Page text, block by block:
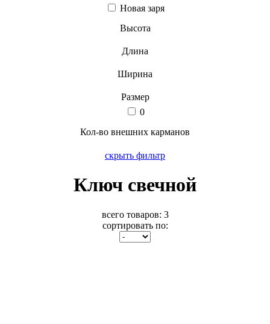
Новая заря
Высота
Длина
Ширина
Размер
0
Кол-во внешних карманов
скрыть фильтр
Ключ свечной
всего товаров: 3
сортировать по: